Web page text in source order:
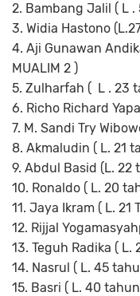
2. Bambang Jalil ( L .
3. Widia Hastono
4. Aji Gunawan
MUALIM 2 )
5. Zulharfah ( L . 23
6. Richo Richard
7. M. Sandi Try
8. Akmaludin ( L. 21
9. Abdul Basid (L. 22
10. Ronaldo ( L. 20
11. Jaya Ikram ( L. 21
12. Rijjal
13. Teguh Radika ( L.
14. Nasrul ( L. 45
15. Basri ( L. 40 tahun